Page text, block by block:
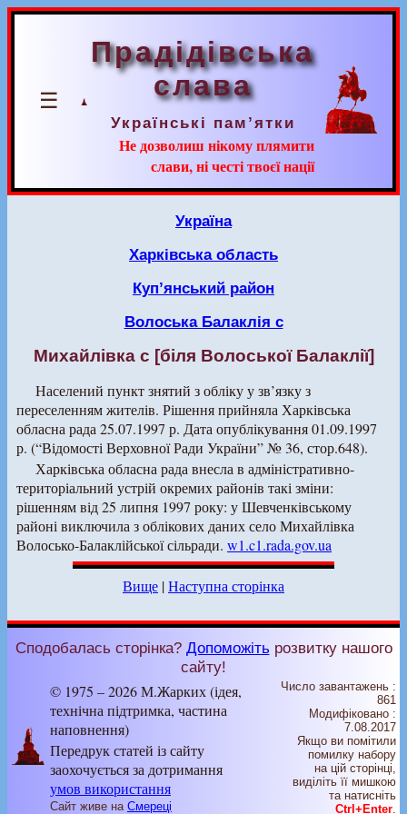
☰
Прадідівська
слава
Українські пам’ятки
Не дозволиш нікому плямити
слави, ні честі твоєї нації
Україна
Харківська область
Куп’янський район
Волоська Балаклія с
Михайлівка с [біля Волоської Балаклії]
Населений пункт знятий з обліку у зв’язку з
переселенням жителів. Рішення прийняла Харківська
обласна рада 25.07.1997 р. Дата опублікування 01.09.1997
р. (“Відомості Верховної Ради України” № 36, стор.648).
Харківська обласна рада внесла в адміністративно-
територіальний устрій окремих районів такі зміни:
рішенням від 25 липня 1997 року: у Шевченківському
районі виключила з облікових даних село Михайлівка
Волосько-Балаклійської сільради. w1.c1.rada.gov.ua
Вище |Наступна сторінка
Сподобалась сторінка? Допоможітьрозвитку нашого
сайту!
© 1975 – 2026 М.Жарких (ідея,
технічна підтримка, частина
наповнення)
Передрук статей із сайту
заохочується за дотримання
умов використання
Сайт живе на Смереці
Число завантажень :
861
Модифіковано :
7.08.2017
Якщо ви помітили
помилку набору
на цiй сторiнцi,
видiлiть її мишкою
та натисніть
Ctrl+Enter.